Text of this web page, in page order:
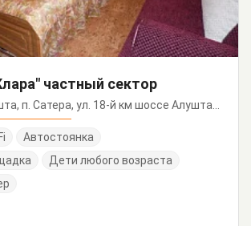
частный сектор
р. Крым, г. Алушта, п. Сатера, ул. 18-й км шоссе Алушта-Судак
Автостоянка
Дети любого возраста